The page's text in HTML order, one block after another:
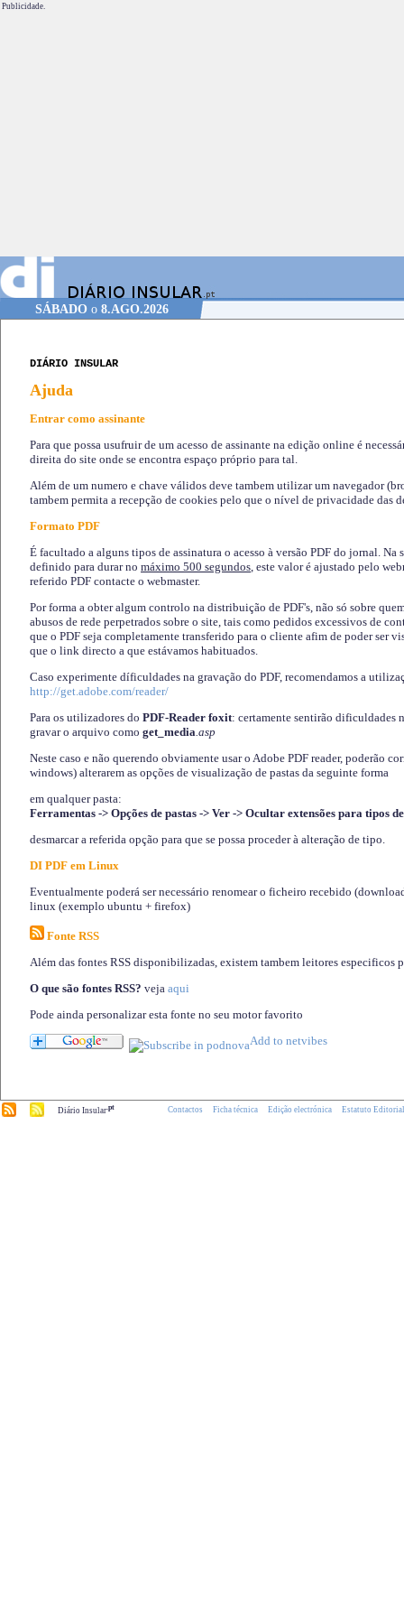
Publicidade.
SÁBADOo 8.AGO.2026
DIÁRIO INSULAR
Ajuda
Entrar como assinante
Para que possa usufruir de um acesso de assinante na edição online é
direita do site onde se encontra espaço próprio para tal.
Além de um numero e chave válidos deve tambem utilizar um navegador
tambem permita a recepção de cookies pelo que o nível de privacidade das
Formato PDF
É facultado a alguns tipos de assinatura o acesso à versão PDF do jornal. Na
definido para durar no máximo 500 segundos, este valor é ajustado pelo
referido PDF contacte o webmaster.
Por forma a obter algum controlo na distribuição de PDF's, não só sobre
abusos de rede perpetrados sobre o site, tais como pedidos excessivos de
que o PDF seja completamente transferido para o cliente afim de poder ser
que o link directo a que estávamos habituados.
Caso experimente díficuldades na gravação do PDF, recomendamos a
http://get.adobe.com/reader/
Para os utilizadores do PDF-Reader foxit: certamente sentirão dificuldades
gravar o arquivo como get_media.asp
Neste caso e não querendo obviamente usar o Adobe PDF reader, poderão
windows) alterarem as opções de visualização de pastas da seguinte forma
em qualquer pasta:
Ferramentas -> Opções de pastas -> Ver -> Ocultar extensões para tipos
desmarcar a referida opção para que se possa proceder à alteração de tipo.
DI PDF em Linux
Eventualmente poderá ser necessário renomear o ficheiro recebido
linux (exemplo ubuntu + firefox)
Fonte RSS
Além das fontes RSS disponibilizadas, existem tambem leitores especificos
O que são fontes RSS? veja aqui
Pode ainda personalizar esta fonte no seu motor favorito
Diário Insular.pt Contactos Ficha técnica Edição electrónica Estatuto Editorial